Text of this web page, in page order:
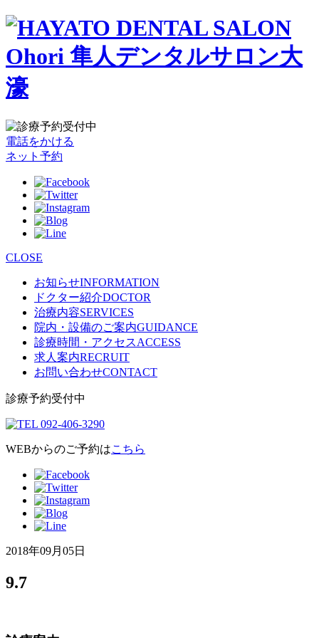
電話をかける
ネット予約
CLOSE
お知らせINFORMATION
ドクター紹介DOCTOR
治療内容SERVICES
院内・設備のご案内GUIDANCE
診療時間・アクセスACCESS
求人案内RECRUIT
お問い合わせCONTACT
診療予約受付中
WEBからのご予約はこちら
2018年09月05日
9.7